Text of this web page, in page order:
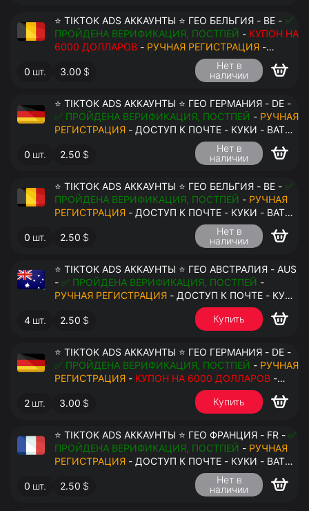
⭐ TIKTOK ADS АККАУНТЫ ⭐ ГЕО БЕЛЬГИЯ - BE - ✅
ПРОЙДЕНА ВЕРИФИКАЦИЯ, ПОСТПЕЙ - КУПОН НА
6000 ДОЛЛАРОВ - РУЧНАЯ РЕГИСТРАЦИЯ -
ДОСТУП К ПОЧТЕ - КУКИ - ВАТ ЗАПОЛНЕН -
ПЕРЕДАЧА В АНТИДЕТЕКТ
0 шт. 3.00 $
Нет в
наличии
⭐ TIKTOK ADS АККАУНТЫ ⭐ ГЕО ГЕРМАНИЯ - DE -
✅ ПРОЙДЕНА ВЕРИФИКАЦИЯ, ПОСТПЕЙ - РУЧНАЯ
РЕГИСТРАЦИЯ - ДОСТУП К ПОЧТЕ - КУКИ - ВАТ
ЗАПОЛНЕН - ПЕРЕДАЧА В АНТИДЕТЕКТ
0 шт. 2.50 $
Нет в
наличии
⭐ TIKTOK ADS АККАУНТЫ ⭐ ГЕО БЕЛЬГИЯ - BE - ✅
ПРОЙДЕНА ВЕРИФИКАЦИЯ, ПОСТПЕЙ - РУЧНАЯ
РЕГИСТРАЦИЯ - ДОСТУП К ПОЧТЕ - КУКИ - ВАТ
ЗАПОЛНЕН - ПЕРЕДАЧА В АНТИДЕТЕКТ
0 шт. 2.50 $
Нет в
наличии
⭐ TIKTOK ADS АККАУНТЫ ⭐ ГЕО АВСТРАЛИЯ - AUS
- ✅ ПРОЙДЕНА ВЕРИФИКАЦИЯ, ПОСТПЕЙ -
РУЧНАЯ РЕГИСТРАЦИЯ - ДОСТУП К ПОЧТЕ - КУКИ
- ВАТ ЗАПОЛНЕН - ПЕРЕДАЧА В АНТИДЕТЕКТ
4 шт. 2.50 $ Купить
⭐ TIKTOK ADS АККАУНТЫ ⭐ ГЕО ГЕРМАНИЯ - DE -
✅ ПРОЙДЕНА ВЕРИФИКАЦИЯ, ПОСТПЕЙ - РУЧНАЯ
РЕГИСТРАЦИЯ - КУПОН НА 6000 ДОЛЛАРОВ -
ДОСТУП К ПОЧТЕ - КУКИ - ВАТ ЗАПОЛНЕН -
ПЕРЕДАЧА В АНТИДЕТЕКТ
2 шт. 3.00 $ Купить
⭐ TIKTOK ADS АККАУНТЫ ⭐ ГЕО ФРАНЦИЯ - FR - ✅
ПРОЙДЕНА ВЕРИФИКАЦИЯ, ПОСТПЕЙ - РУЧНАЯ
РЕГИСТРАЦИЯ - ДОСТУП К ПОЧТЕ - КУКИ - ВАТ
ЗАПОЛНЕН - ПЕРЕДАЧА В АНТИДЕТЕКТ
0 шт. 2.50 $
Нет в
наличии
$